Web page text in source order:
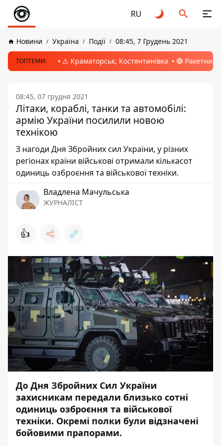
RU
Новини Україна Події 08:45, 7 Грудень 2021
ТОПТЕМИ: ⚠️ Краматорськ, Костянтинівка 🔴 Ракетний
08:45, 07 грудня 2021
Літаки, кораблі, танки та автомобілі:
армію України посилили новою
технікою
З нагоди Дня Збройних сил України, у різних
регіонах країни військові отримали кількасот
одиниць озброєння та військової техніки.
Владлена Мачульська
ЖУРНАЛІСТ
👍
До Дня Збройних Сил України
захисникам передали близько сотні
одиниць озброєння та військової
техніки. Окремі полки були відзначені
бойовими прапорами.